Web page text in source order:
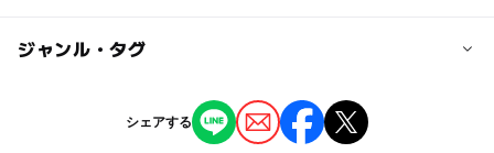
0歳･1歳･2歳の赤ちゃん(乳児･幼児)
子供の料金
子供の料金詳細
ジャンル・タグ
シェアする